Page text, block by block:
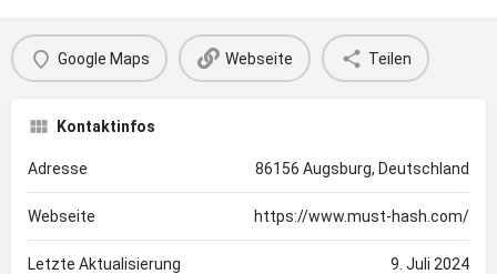
Google Maps Webseite Teilen
Kontaktinfos
Adresse 86156 Augsburg, Deutschland
Webseite https://www.must-hash.com/
Letzte Aktualisierung 9. Juli 2024